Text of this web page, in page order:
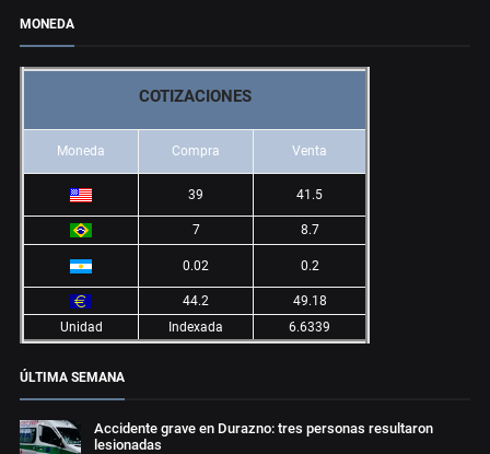
MONEDA
COTIZACIONES
Moneda Compra Venta
39 41.5
7 8.7
0.02 0.2
44.2
49.18
Unidad
Indexada 6.6339
ÚLTIMA SEMANA
Accidente grave en Durazno: tres personas resultaron
lesionadas